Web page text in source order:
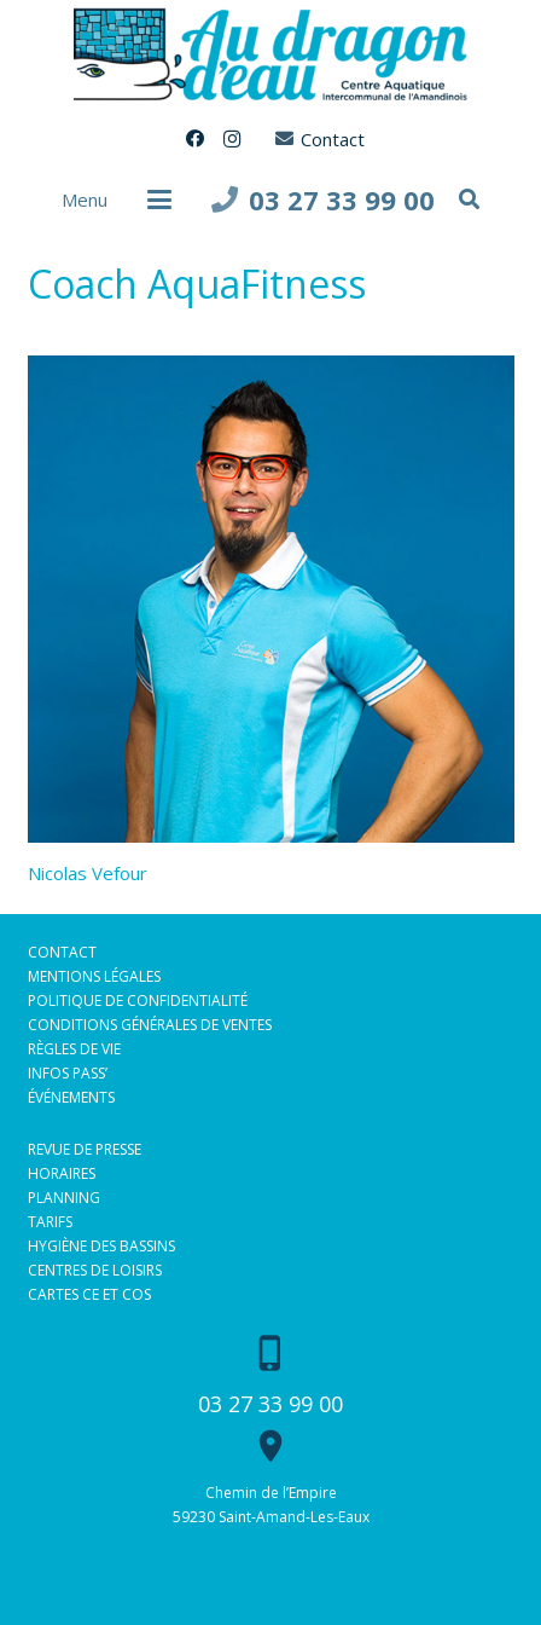
Contact
Menu 03 27 33 99 00
Coach AquaFitness
Nicolas Vefour
CONTACT
MENTIONS LÉGALES
POLITIQUE DE CONFIDENTIALITÉ
CONDITIONS GÉNÉRALES DE VENTES
RÈGLES DE VIE
INFOS PASS’
ÉVÉNEMENTS
REVUE DE PRESSE
HORAIRES
PLANNING
TARIFS
HYGIÈNE DES BASSINS
CENTRES DE LOISIRS
CARTES CE ET COS
phone_iphone
03 27 33 99 00
place
Chemin de l’Empire
59230 Saint-Amand-Les-Eaux